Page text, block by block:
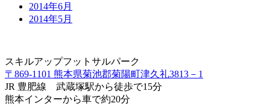
2014年6月
2014年5月
スキルアップフットサルパーク
〒869-1101 熊本県菊池郡菊陽町津久礼3813－1
JR 豊肥線 武蔵塚駅から徒歩で15分
熊本インターから車で約20分